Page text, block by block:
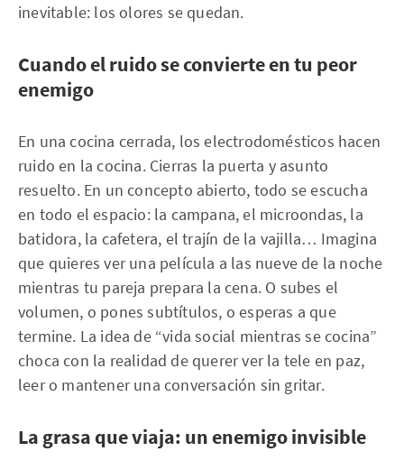
inevitable: los olores se quedan.
Cuando el ruido se convierte en tu peor
enemigo
En una cocina cerrada, los electrodomésticos hacen
ruido en la cocina. Cierras la puerta y asunto
resuelto. En un concepto abierto, todo se escucha
en todo el espacio: la campana, el microondas, la
batidora, la cafetera, el trajín de la vajilla… Imagina
que quieres ver una película a las nueve de la noche
mientras tu pareja prepara la cena. O subes el
volumen, o pones subtítulos, o esperas a que
termine. La idea de “vida social mientras se cocina”
choca con la realidad de querer ver la tele en paz,
leer o mantener una conversación sin gritar.
La grasa que viaja: un enemigo invisible